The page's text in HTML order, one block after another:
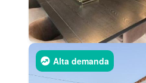
Alta demanda